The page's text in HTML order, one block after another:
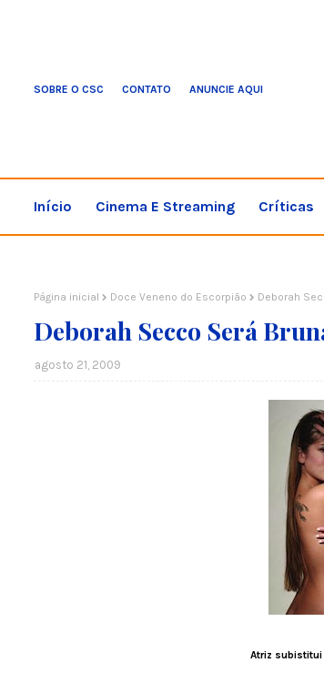
SOBRE O CSC CONTATO ANUNCIE AQUI
Início Cinema E Streaming Críticas
Página inicial Doce Veneno do Escorpião Deborah
Deborah Secco Será
agosto 21, 2009
Atriz subistitui